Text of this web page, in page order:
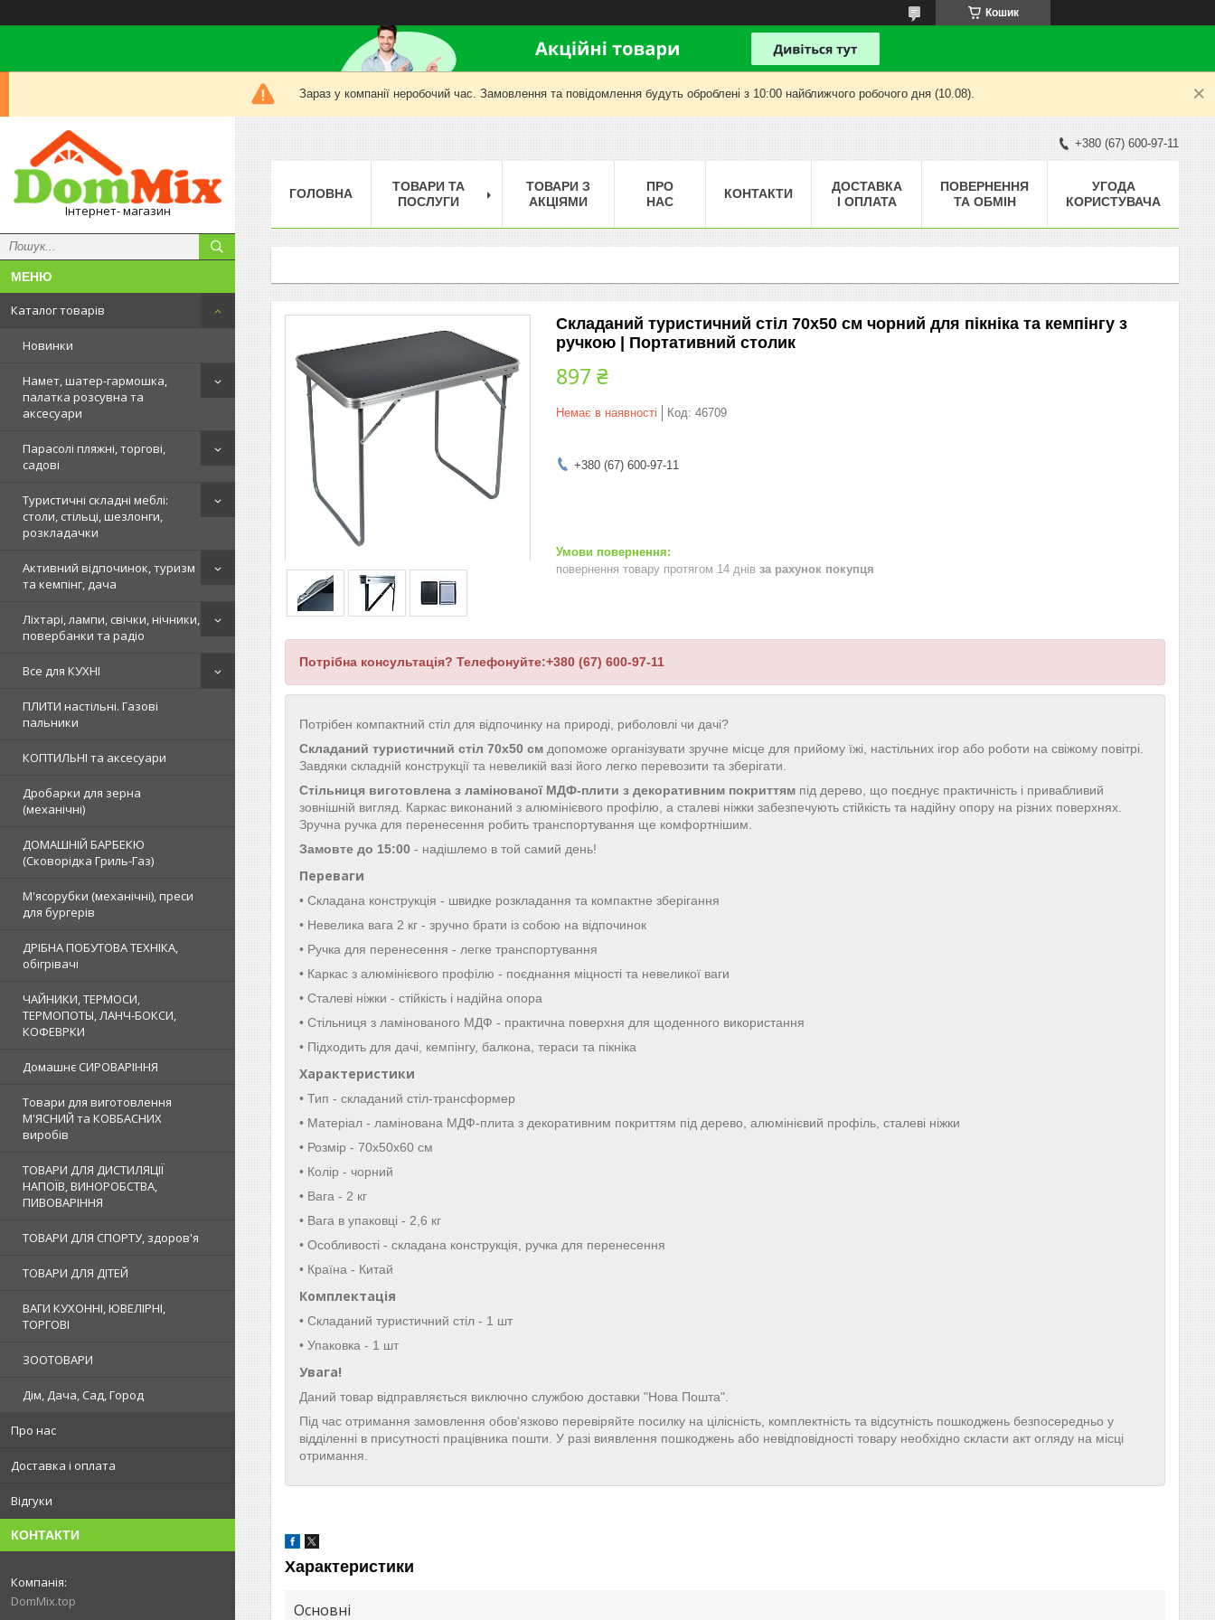
Кошик
Зараз у компанії неробочий час. Замовлення та повідомлення будуть оброблені з 10:00 найближчого робочого дня (10.08).
Інтернет- магазин
Каталог товарів
Новинки
Намет, шатер-гармошка,
палатка розсувна та
аксесуари
Парасолі пляжні, торгові,
садові
Туристичні складні меблі:
столи, стільці, шезлонги,
розкладачки
Активний відпочинок, туризм
та кемпінг, дача
Ліхтарі, лампи, свічки, нічники,
повербанки та радіо
Все для КУХНІ
ПЛИТИ настільні. Газові
пальники
КОПТИЛЬНІ та аксесуари
Дробарки для зерна
(механічні)
ДОМАШНІЙ БАРБЕКЮ
(Сковорідка Гриль-Газ)
М'ясорубки (механічні), преси
для бургерів
ДРІБНА ПОБУТОВА ТЕХНІКА,
обігрівачі
ЧАЙНИКИ, ТЕРМОСИ,
ТЕРМОПОТЫ, ЛАНЧ-БОКСИ,
КОФЕВРКИ
Домашнє СИРОВАРІННЯ
Товари для виготовлення
М'ЯСНИЙ та КОВБАСНИХ
виробів
ТОВАРИ ДЛЯ ДИСТИЛЯЦІЇ
НАПОЇВ, ВИНОРОБСТВА,
ПИВОВАРІННЯ
ТОВАРИ ДЛЯ СПОРТУ, здоров'я
ТОВАРИ ДЛЯ ДІТЕЙ
ВАГИ КУХОННІ, ЮВЕЛІРНІ,
ТОРГОВІ
ЗООТОВАРИ
Дім, Дача, Сад, Город
Про нас
Доставка і оплата
Відгуки
КОНТАКТИ
DomMix.top
+380 (67) 600-97-11
ГОЛОВНА
ТОВАРИ ТА
ПОСЛУГИ
ТОВАРИ З
АКЦІЯМИ
ПРО
НАС
КОНТАКТИ
ДОСТАВКА
І ОПЛАТА
ПОВЕРНЕННЯ
ТА ОБМІН
УГОДА
КОРИСТУВАЧА
Складаний туристичний стіл 70х50 см чорний для пікніка та кемпінгу з
ручкою | Портативний столик
897 ₴
Немає в наявності Код: 46709
+380 (67) 600-97-11
повернення товару протягом 14 днів за рахунок покупця
Потрібна консультація? Телефонуйте:+380 (67) 600-97-11
Потрібен компактний стіл для відпочинку на природі, риболовлі чи дачі?
Складаний туристичний стіл 70х50 см допоможе організувати зручне місце для прийому їжі, настільних ігор або роботи на свіжому повітрі.
Завдяки складній конструкції та невеликій вазі його легко перевозити та зберігати.
Стільниця виготовлена з ламінованої МДФ-плити з декоративним покриттям під дерево, що поєднує практичність і привабливий
зовнішній вигляд. Каркас виконаний з алюмінієвого профілю, а сталеві ніжки забезпечують стійкість та надійну опору на різних поверхнях.
Зручна ручка для перенесення робить транспортування ще комфортнішим.
Замовте до 15:00 - надішлемо в той самий день!
Переваги
• Складана конструкція - швидке розкладання та компактне зберігання
• Невелика вага 2 кг - зручно брати із собою на відпочинок
• Ручка для перенесення - легке транспортування
• Каркас з алюмінієвого профілю - поєднання міцності та невеликої ваги
• Сталеві ніжки - стійкість і надійна опора
• Стільниця з ламінованого МДФ - практична поверхня для щоденного використання
• Підходить для дачі, кемпінгу, балкона, тераси та пікніка
Характеристики
• Тип - складаний стіл-трансформер
• Матеріал - ламінована МДФ-плита з декоративним покриттям під дерево, алюмінієвий профіль, сталеві ніжки
• Розмір - 70х50х60 см
• Колір - чорний
• Вага - 2 кг
• Вага в упаковці - 2,6 кг
• Особливості - складана конструкція, ручка для перенесення
• Країна - Китай
Комплектація
• Складаний туристичний стіл - 1 шт
• Упаковка - 1 шт
Увага!
Даний товар відправляється виключно службою доставки "Нова Пошта".
Під час отримання замовлення обов'язково перевіряйте посилку на цілісність, комплектність та відсутність пошкоджень безпосередньо у
відділенні в присутності працівника пошти. У разі виявлення пошкоджень або невідповідності товару необхідно скласти акт огляду на місці
отримання.
Характеристики
Основні